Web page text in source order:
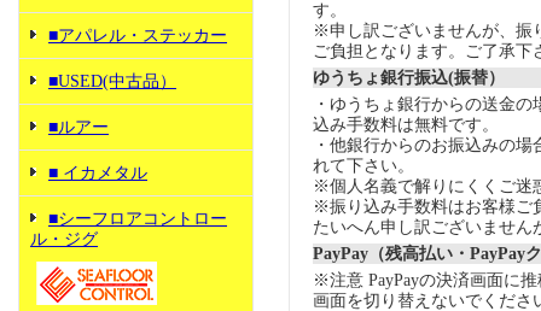
■アパレル・ステッカー
■USED(中古品）
■ルアー
■ イカメタル
■シーフロアコントロー
ル・ジグ
す。
※申し訳ございませんが、振
ご負担となります。ご了承下
ゆうちょ銀行振込(振替）
・ゆうちょ銀行からの送金
込み手数料は無料です。
・他銀行からのお振込みの場
れて下さい。
※個人名義で解りにくくご迷
※振り込み手数料はお客様ご
たいへん申し訳ございません
PayPay（残高払い・PayPay
※注意 PayPayの決済画面に
画面を切り替えないでくださ